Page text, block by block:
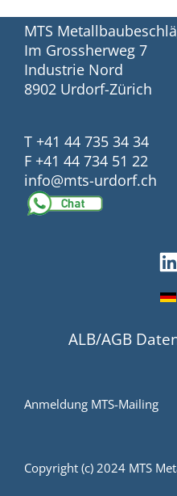
MTS
Im Grossherweg 7
Industrie Nord
8902 Urdorf-Zürich
T +41 44 735 34 34
F +41 44 734 51 22
info@mts-urdorf.ch
ALB/AGB
Anmeldung MTS-Mailing
Copyright (c) 2024 MTS